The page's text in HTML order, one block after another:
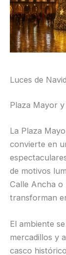
Luces de
Plaza Mayor
La Plaza
convierte en
de motivos
Calle Ancha o
transforman
El ambiente
mercadillos y
casco